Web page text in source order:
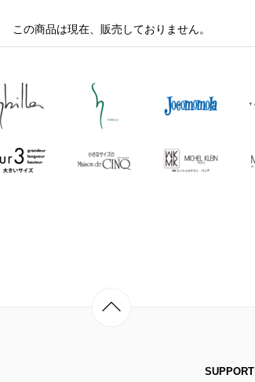
この商品は現在、販売しておりません。
SUPPORT